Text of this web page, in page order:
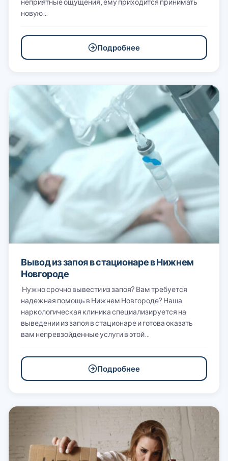
новую…
Подробнее
Вывод из запоя в стационаре в Нижнем
Новгороде
Нужно срочно вывести из запоя? Вам требуется
надежная помощь в Нижнем Новгороде? Наша
наркологическая клиника специализируется на
выведении из запоя в стационаре и готова оказать
вам непревзойденные услуги в этой…
Подробнее